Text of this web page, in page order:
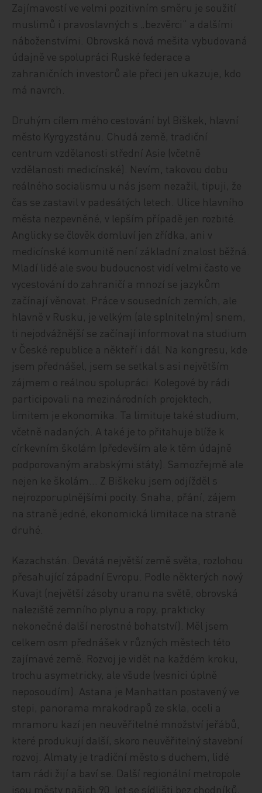
Zajímavostí ve velmi pozitivním směru je soužití
muslimů i pravoslavných s „bezvěrci“ a dalšími
náboženstvími. Obrovská nová mešita vybudovaná
údajně ve spolupráci Ruské federace a
zahraničních investorů ale přeci jen ukazuje, kdo
má navrch.
Druhým cílem mého cestování byl Biškek, hlavní
město Kyrgyzstánu. Chudá země, tradiční
centrum vzdělanosti střední Asie (včetně
vzdělanosti medicínské). Nevím, takovou dobu
reálného socialismu u nás jsem nezažil, tipuji, že
čas se zastavil v padesátých letech. Ulice hlavního
města nezpevněné, v lepším případě jen rozbité.
Anglicky se člověk domluví jen zřídka, ani v
medicínské komunitě není základní znalost běžná.
Mladí lidé ale svou budoucnost vidí velmi často ve
vycestování do zahraničí a mnozí se jazykům
začínají věnovat. Práce v sousedních zemích, ale
hlavně v Rusku, je velkým (ale splnitelným) snem,
ti nejodvážnější se začínají informovat na studium
v České republice a někteří i dál. Na kongresu, kde
jsem přednášel, jsem se setkal s asi největším
zájmem o reálnou spolupráci. Kolegové by rádi
participovali na mezinárodních projektech,
limitem je ekonomika. Ta limituje také studium,
včetně nadaných. A také je to přitahuje blíže k
církevním školám (především ale k těm údajně
podporovaným arabskými státy). Samozřejmě ale
nejen ke školám… Z Biškeku jsem odjížděl s
nejrozporuplnějšími pocity. Snaha, přání, zájem
na straně jedné, ekonomická limitace na straně
druhé.
Kazachstán. Devátá největší země světa, rozlohou
přesahující západní Evropu. Podle některých nový
Kuvajt (největší zásoby uranu na světě, obrovská
naleziště zemního plynu a ropy, prakticky
nekonečné další nerostné bohatství). Měl jsem
celkem osm přednášek v různých městech této
zajímavé země. Rozvoj je vidět na každém kroku,
trochu asymetricky, ale všude (vesnici úplně
neposoudím). Astana je Manhattan postavený ve
stepi, panorama mrakodrapů ze skla, oceli a
mramoru kazí jen neuvěřitelné množství jeřábů,
které produkují další, skoro neuvěřitelný stavební
rozvoj. Almaty je tradiční město s duchem, lidé
tam rádi žijí a baví se. Další regionální metropole
jsou městy našich 90. let se sídlišti bez chodníků,